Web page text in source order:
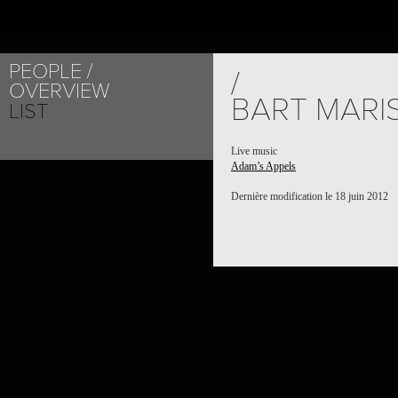
PEOPLE
OVERVIEW
LIST
/
BART
Live music
Adam’s Appels
Dernière modification le 18 juin 2012